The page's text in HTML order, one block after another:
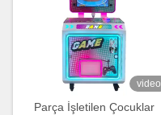
video
Parça İşletilen Çocuklar